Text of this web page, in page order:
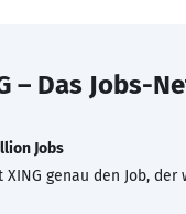
– Das Jobs-
Jobs
XING genau den Job, der